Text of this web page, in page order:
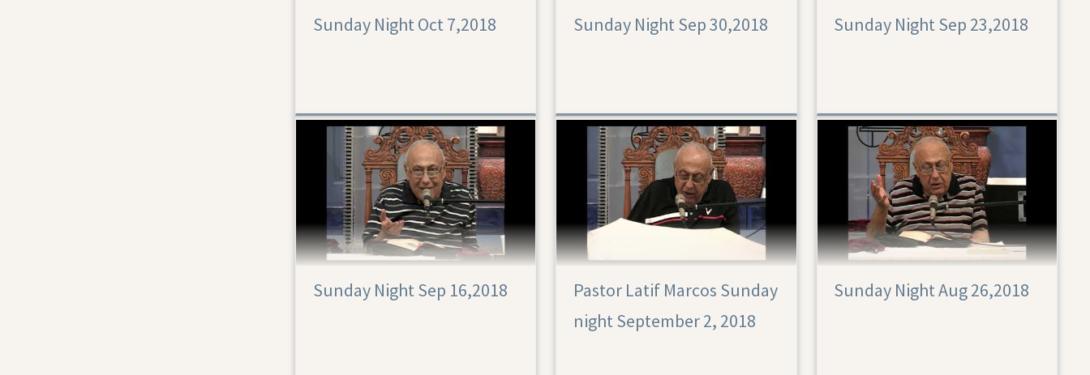
Sunday Night Oct 7,2018 Sunday Night Sep 30,2018 Sunday Night Sep 23,2018
Sunday Night Sep 16,2018
Pastor Latif Marcos Sunday
night September 2, 2018
Sunday Night Aug 26,2018